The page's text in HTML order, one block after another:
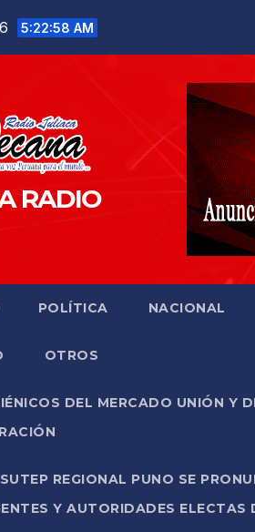
5:22:59 AM
RADIO
POLÍTICA NACIONAL
OTROS
DEL MERCADO UNIÓN Y
REGIONAL PUNO SE
Y AUTORIDADES ELECTAS